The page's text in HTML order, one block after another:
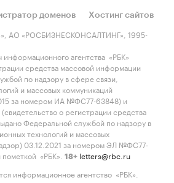
доменов
Хостинг сайтов
АО «РОСБИЗНЕСКОНСАЛТИНГ», 1995-
агентства «РБК»
средства массовой информации
по надзору в сфере связи,
и массовых коммуникаций
за номером ИА №ФС77-63848) и
о регистрации средства
Федеральной службой по надзору в
технологий и массовых
03.12.2021 за номером ЭЛ №ФС77-
«РБК».
18+ letters@rbc.ru
информационное агентство «РБК».